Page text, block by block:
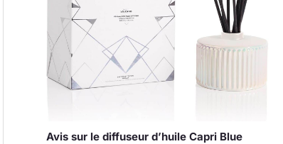
Avis sur le diffuseur d’huile Capri Blue